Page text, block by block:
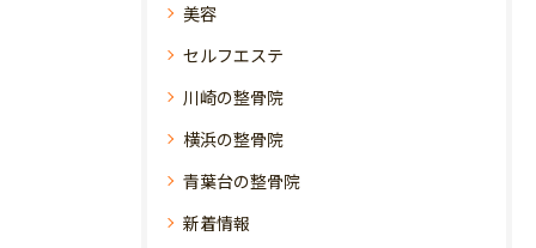
美容
セルフエステ
川崎の整骨院
横浜の整骨院
青葉台の整骨院
新着情報